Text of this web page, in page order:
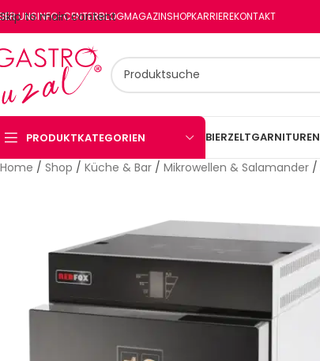
Skip to main content
UNSINFO-CENTERBLOGMAGAZINSHOPKARRIEREKONTAKT
PRODUKTKATEGORIEN BIERZELTGARNITUREN
Home / Shop / Küche & Bar / Mikrowellen & Salamander /